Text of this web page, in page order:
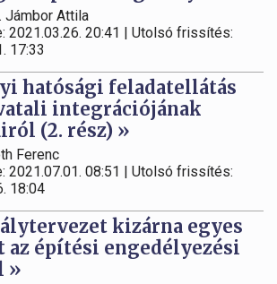
Jámbor Attila
2021.03.26. 20:41 | Utolsó frissítés:
17:33
hatósági feladatellátás
integrációjának
(2. rész) »
Ferenc
2021.07.01. 08:51 | Utolsó frissítés:
18:04
kizárna egyes
építési engedélyezési
»